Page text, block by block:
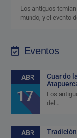
Los antiguos
mundo, y el evento
Eventos
ABR
17
Cuando
Los
del…
ABR Tradición